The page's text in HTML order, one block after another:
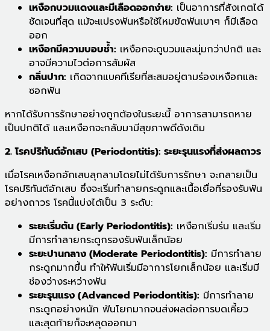
เหงือกบวมแดงและมีเลือดออกง่าย: เป็นอาการที่สังเกตได้
ชัดเจนที่สุด แม้จะแปรงฟันหรือใช้ไหมขัดฟันเบาๆ ก็มีเลือด
ออก
เหงือกมีความบอบช้ำ: เหงือกจะดูบวมและนุ่มกว่าปกติ และ
อาจมีความไวต่อการสัมผัส
กลิ่นปาก: เกิดจากแบคทีเรียที่สะสมอยู่ตามร่องเหงือกและ
ซอกฟัน
หากได้รับการรักษาอย่างถูกต้องในระยะนี้ อาการสามารถหาย
เป็นปกติได้ และเหงือกจะกลับมามีสุขภาพดีดังเดิม
2. โรคปริทันต์อักเสบ (Periodontitis): ระยะรุนแรงที่ส่งผลถาวร
เมื่อโรคเหงือกอักเสบลุกลามโดยไม่ได้รับการรักษา จะกลายเป็น
โรคปริทันต์อักเสบ ซึ่งจะเริ่มทำลายกระดูกและเนื้อเยื่อที่รองรับฟัน
อย่างถาวร โรคนี้แบ่งได้เป็น 3 ระดับ:
ระยะเริ่มต้น (Early Periodontitis): เหงือกเริ่มร่น และเริ่ม
มีการทำลายกระดูกรองรับฟันเล็กน้อย
ระยะปานกลาง (Moderate Periodontitis): มีการทำลาย
กระดูกมากขึ้น ทำให้ฟันเริ่มมีอาการโยกเล็กน้อย และเริ่มมี
ช่องว่างระหว่างฟัน
ระยะรุนแรง (Advanced Periodontitis): มีการทำลาย
กระดูกอย่างหนัก ฟันโยกมากจนส่งผลต่อการบดเคี้ยว
และสุดท้ายก็จะหลุดออกมา